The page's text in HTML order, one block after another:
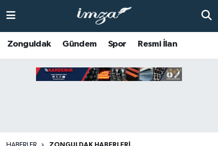
Zonguldak Gündem Spor Resmi İlan
Anasayfa
Zonguldak Hava Durumu